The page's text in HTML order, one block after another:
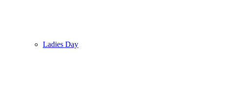
Ladies Day